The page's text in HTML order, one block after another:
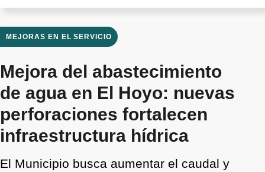
MEJORAS EN EL SERVICIO
Mejora del abastecimiento
de agua en El Hoyo: nuevas
perforaciones fortalecen
infraestructura hídrica
El Municipio busca aumentar el caudal y